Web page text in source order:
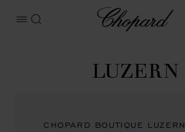
메뉴 열기
검색
Chopard
LUZERN
CHOPARD BOUTIQUE LUZERN